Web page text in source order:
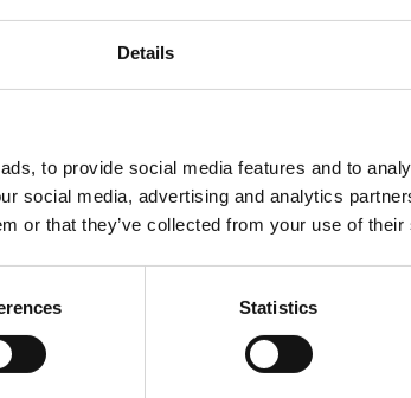
Details
to provide social media features and to
social media, advertising and analytics
or that they’ve collected from your use of
Statistics
och små företag med företagaren i
ser ut.